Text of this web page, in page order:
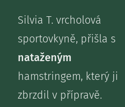
Silvia T. vrcholová
sportovkyně, přišla s
nataženým
hamstringem, který ji
zbrzdil v přípravě.